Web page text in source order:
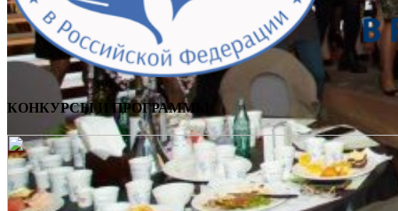
КОНКУРСЫ И ПРОГРАММЫ